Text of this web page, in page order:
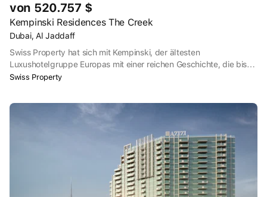
von 520.757 $
Kempinski Residences The Creek
Dubai, Al Jaddaff
Swiss Property hat sich mit Kempinski, der ältesten
Luxushotelgruppe Europas mit einer reichen Geschichte, die bis
ins Jahr 1897 zurückreicht, zusammengetan, um ein wirklich
dieser elegante Komplex eine harmonische Mischung aus ruhigem
was ihn zu einem der begehrtesten Standorte in Dubai macht.
Swiss Property